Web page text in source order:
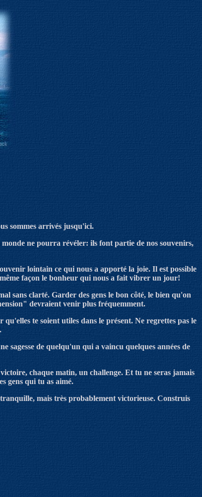
sommes arrivés jusqu'ici.
ne pourra révéler: ils font partie de nos souvenirs,
lointain ce qui nous a apporté la joie. Il est possible
façon le bonheur qui nous a fait vibrer un jour!
sans clarté. Garder des gens le bon côté, le bien qu'on
devraient venir plus fréquemment.
te soient utiles dans le présent. Ne regrettes pas le
sagesse de quelqu'un qui a vaincu quelques années de
chaque matin, un challenge. Et tu ne seras jamais
gens qui tu as aimé.
mais très probablement victorieuse. Construis